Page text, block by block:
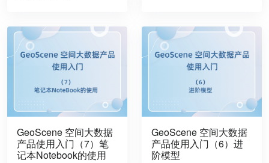
GeoScene 空间大数据
产品使用入门（7）笔
记本Notebook的使用
GeoScene 空间大数据
产品使用入门（6）进
阶模型